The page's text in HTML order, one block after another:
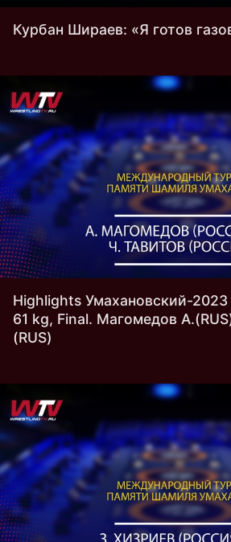
Курбан Шираев: «Я готов
Highlights Умахановский-2023
61 kg, Final. Магомедов
(RUS)